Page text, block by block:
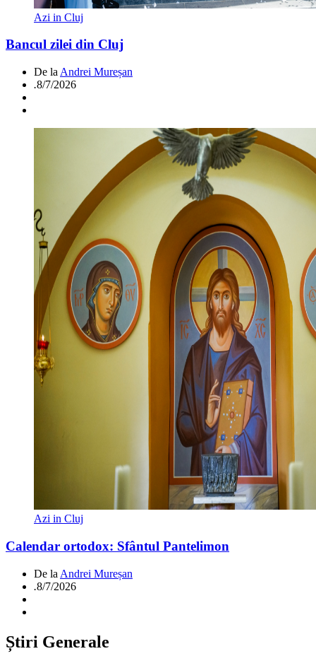
Azi in Cluj
Bancul zilei din Cluj
De la Andrei Mureșan
.8/7/2026
Azi in Cluj
Calendar ortodox: Sfântul Pantelimon
De la Andrei Mureșan
.8/7/2026
Știri Generale